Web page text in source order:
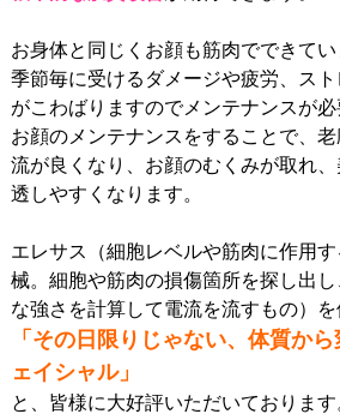
お身体と同じくお顔も筋肉でできてい
季節毎に受けるダメージや疲労、ス
がこわばりますのでメンテナンスが必
お顔のメンテナンスをすることで、
流が良くなり、お顔のむくみが取れ
透しやすくなります。
エレサス（細胞レベルや筋肉に作用
械。細胞や筋肉の損傷箇所を探し出
な強さを計算して電流を流すもの）を
「その日限りじゃない、体質か
ェイシャル」
と、皆様に大好評いただいております